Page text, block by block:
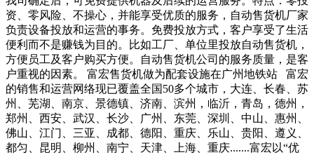
资、零风险、不操心，并能享受优质的服务，自动售货机厂家
负责设备投放和运营的事务。免费投放方式，客户享受了生活
便利而不是赚钱为目的。比如工厂、单位里投放自动售货机，
方便员工及客户购买方便。自动售货机公司的服务质量，是客
户重视的因素。 富宏售货机做为配套设施在广州地铁站 富宏
的销售和运营网络现已覆盖全国50多个城市，大连、长春、苏
州、芜湖、南京、景德镇、济南、滨州，临沂，青岛，德州，
郑州、西安、武汉、长沙、广州、东莞、深圳、中山、惠州、
佛山、江门、三亚、成都、德阳、重庆、乐山、贵阳、遵义、
都匀、昆明、柳州、南宁、天津、上海、重庆.......富宏以“优